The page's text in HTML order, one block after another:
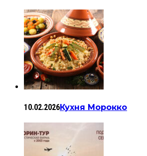
10.02.2026Кухня Морокко